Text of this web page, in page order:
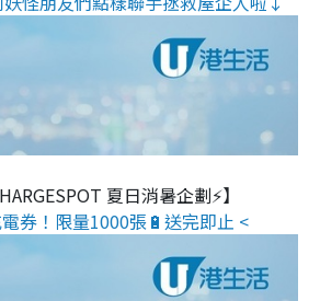
夏日消暑企劃⚡】
券！限量1000張🔋送完即止 <